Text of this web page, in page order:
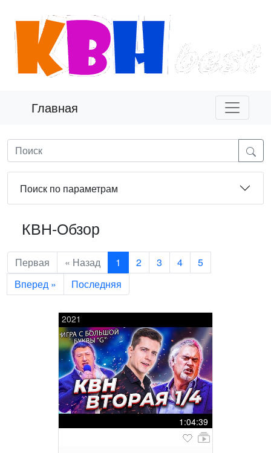
Главная
Поиск по параметрам
КВН-Обзор
Первая « Назад 1 2 3 4
5
Вперед »
Последняя
2021
1:04:39